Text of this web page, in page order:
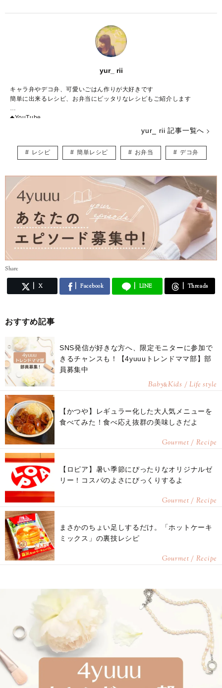
yur_ rii
キャラ弁やデコ弁、可愛いごはん作りが大好きです
簡単に出来るレシピ、お弁当にピッタリなレシピもご紹介します
◆YouTube
https://www.youtube.com/channel/UCDAMtUo4wNeGOdLqGFJT4tA
◆Instagram
＠yur_rii
◆Ameba blog
rii＊ごはんアルバム
https://ameblo.jp/hinon5911/
著者
「riiのかんたんデコごはん」
yur_ rii 記事一覧へ
レシピ 簡単レシピ お弁当 デコ弁
Share
X Facebook LINE Threads
おすすめ記事
SNS発信が好きな方へ、限定モニターに参加で
きるチャンスも！【4yuuuトレンドママ部】部
員募集中
Baby&Kids / Life style
【かつや】レギュラー化した大人気メニューを
食べてみた！食べ応え抜群の美味しさだよ
Gourmet / Recipe
【ロピア】暑い季節にぴったりなオリジナルゼ
リー！コスパのよさにびっくりするよ
Gourmet / Recipe
まさかのちょい足しするだけ。「ホットケーキ
ミックス」の裏技レシピ
Gourmet / Recipe